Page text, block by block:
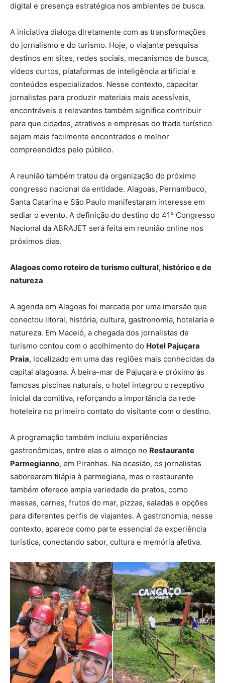
digital e presença estratégica nos ambientes de busca.
A iniciativa dialoga diretamente com as transformações
do jornalismo e do turismo. Hoje, o viajante pesquisa
destinos em sites, redes sociais, mecanismos de busca,
vídeos curtos, plataformas de inteligência artificial e
conteúdos especializados. Nesse contexto, capacitar
jornalistas para produzir materiais mais acessíveis,
encontráveis e relevantes também significa contribuir
para que cidades, atrativos e empresas do trade turístico
sejam mais facilmente encontrados e melhor
compreendidos pelo público.
A reunião também tratou da organização do próximo
congresso nacional da entidade. Alagoas, Pernambuco,
Santa Catarina e São Paulo manifestaram interesse em
sediar o evento. A definição do destino do 41º Congresso
Nacional da ABRAJET será feita em reunião online nos
próximos dias.
Alagoas como roteiro de turismo cultural, histórico e de
natureza
A agenda em Alagoas foi marcada por uma imersão que
conectou litoral, história, cultura, gastronomia, hotelaria e
natureza. Em Maceió, a chegada dos jornalistas de
turismo contou com o acolhimento do Hotel Pajuçara
Praia, localizado em uma das regiões mais conhecidas da
capital alagoana. À beira-mar de Pajuçara e próximo às
famosas piscinas naturais, o hotel integrou o receptivo
inicial da comitiva, reforçando a importância da rede
hoteleira no primeiro contato do visitante com o destino.
A programação também incluiu experiências
gastronômicas, entre elas o almoço no Restaurante
Parmegianno, em Piranhas. Na ocasião, os jornalistas
saborearam tilápia à parmegiana, mas o restaurante
também oferece ampla variedade de pratos, como
massas, carnes, frutos do mar, pizzas, saladas e opções
para diferentes perfis de viajantes. A gastronomia, nesse
contexto, aparece como parte essencial da experiência
turística, conectando sabor, cultura e memória afetiva.